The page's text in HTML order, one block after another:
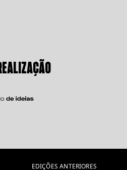
EDIÇÕES ANTERIORES